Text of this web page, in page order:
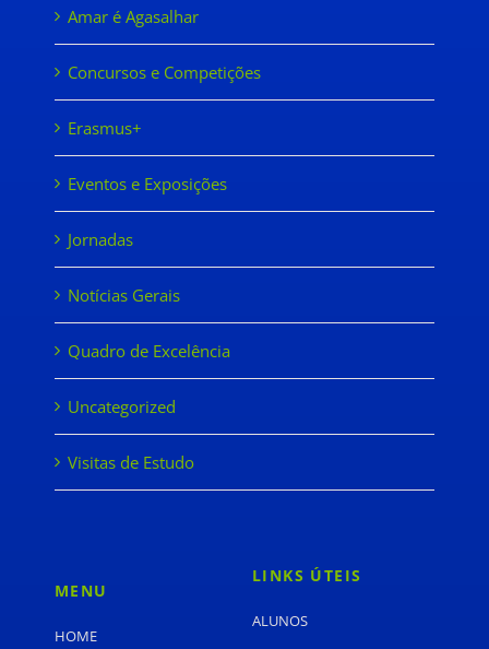
Amar é Agasalhar
Concursos e Competições
Erasmus+
Eventos e Exposições
Jornadas
Notícias Gerais
Quadro de Excelência
Uncategorized
Visitas de Estudo
MENU
HOME
LINKS ÚTEIS
ALUNOS